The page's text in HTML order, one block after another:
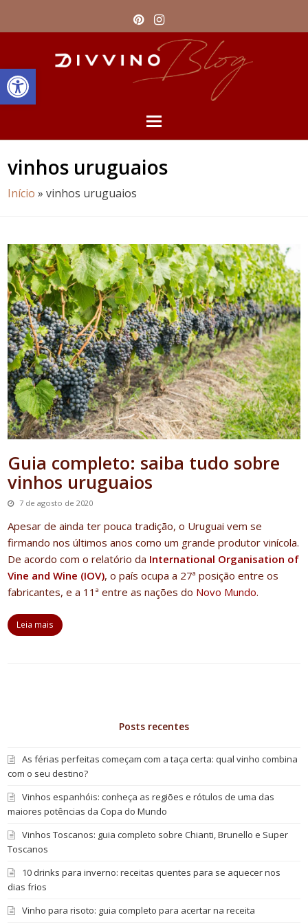
Barra de Ferramentas Aberta
Pinterest
Instagram
Mobile
Menu
vinhos uruguaios
Início »vinhos uruguaios
Guia completo: saiba tudo sobre
vinhos uruguaios
7 de agosto de 2020
Apesar de ainda ter pouca tradição, o Uruguai vem se
firmando nos últimos anos como um grande produtor vinícola.
De acordo com o relatório da International Organisation of
Vine and Wine (IOV), o país ocupa a 27ª posição entre os
fabricantes, e a 11ª entre as nações do Novo Mundo.
Leia mais
Posts recentes
As férias perfeitas começam com a taça certa: qual vinho combina
com o seu destino?
Vinhos espanhóis: conheça as regiões e rótulos de uma das
maiores potências da Copa do Mundo
Vinhos Toscanos: guia completo sobre Chianti, Brunello e Super
Toscanos
10 drinks para inverno: receitas quentes para se aquecer nos
dias frios
Vinho para risoto: guia completo para acertar na receita